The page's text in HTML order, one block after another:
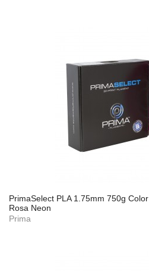
PrimaSelect PLA 1.75mm 750g Color
Rosa Neon
Prima